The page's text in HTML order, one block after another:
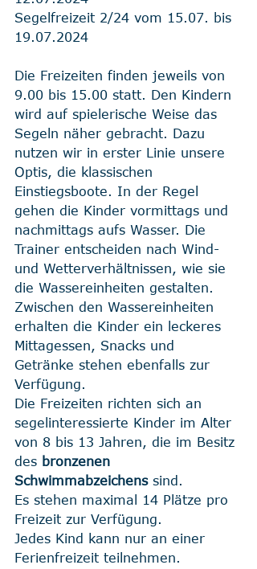
Segelfreizeit 2/24 vom 15.07. bis
19.07.2024
Die Freizeiten finden jeweils von
9.00 bis 15.00 statt. Den Kindern
wird auf spielerische Weise das
Segeln näher gebracht. Dazu
nutzen wir in erster Linie unsere
Optis, die klassischen
Einstiegsboote. In der Regel
gehen die Kinder vormittags und
nachmittags aufs Wasser. Die
Trainer entscheiden nach Wind-
und Wetterverhältnissen, wie sie
die Wassereinheiten gestalten.
Zwischen den Wassereinheiten
erhalten die Kinder ein leckeres
Mittagessen, Snacks und
Getränke stehen ebenfalls zur
Verfügung.
Die Freizeiten richten sich an
segelinteressierte Kinder im Alter
von 8 bis 13 Jahren, die im Besitz
des bronzenen
Schwimmabzeichens sind.
Es stehen maximal 14 Plätze pro
Freizeit zur Verfügung.
Jedes Kind kann nur an einer
Ferienfreizeit teilnehmen.